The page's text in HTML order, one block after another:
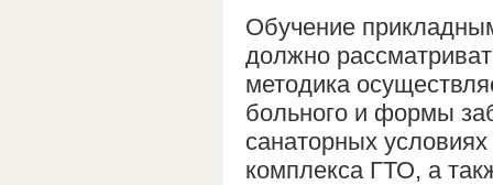
Обучение
должно
методика
больного и формы
санаторных
комплекса ГТО, а